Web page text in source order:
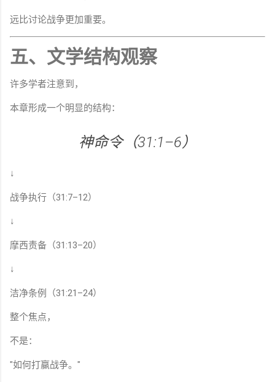
远比讨论战争更加重要。
五、文学结构观察
许多学者注意到，
本章形成一个明显的结构：
神命令（31:1–6）
↓
战争执行（31:7–12）
↓
摩西责备（31:13–20）
↓
洁净条例（31:21–24）
整个焦点，
不是：
"如何打赢战争。"